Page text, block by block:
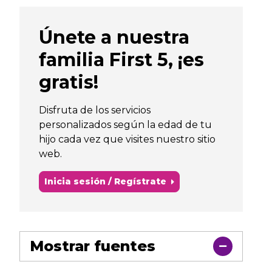
Únete a nuestra
familia First 5, ¡es
gratis!
Disfruta de los servicios
personalizados según la edad de tu
hijo cada vez que visites nuestro sitio
web.
Inicia sesión / Regístrate
Mostrar fuentes